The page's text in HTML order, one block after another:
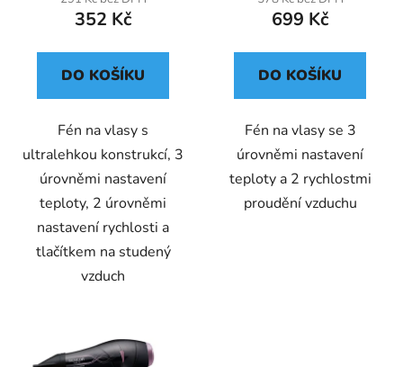
352 Kč
DO KOŠÍKU
Fén na vlasy s
ultralehkou konstrukcí, 3
úrovněmi nastavení
teploty, 2 úrovněmi
nastavení rychlosti a
tlačítkem na studený
vzduch
699 Kč
DO KOŠÍKU
Fén na vlasy se 3
úrovněmi nastavení
teploty a 2 rychlostmi
proudění vzduchu